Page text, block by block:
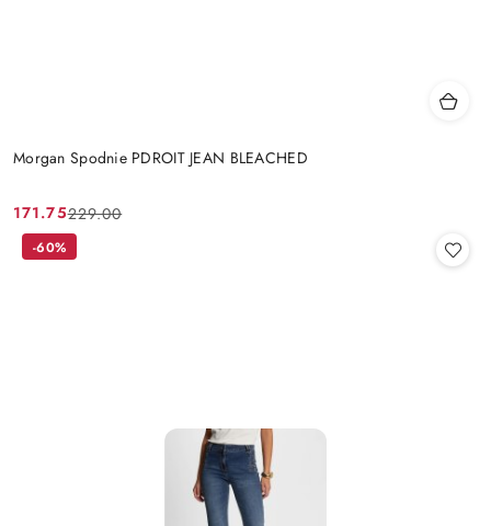
Morgan Spodnie PDROIT JEAN BLEACHED
Cena
promocyjna:
171.75
Cena
przed
229.00
-60%